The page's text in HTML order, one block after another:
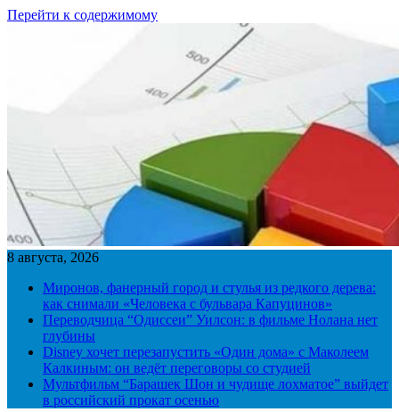
Перейти к содержимому
8 августа, 2026
Миронов, фанерный город и стулья из редкого дерева:
как снимали «Человека с бульвара Капуцинов»
Переводчица “Одиссеи” Уилсон: в фильме Нолана нет
глубины
Disney хочет перезапустить «Один дома» с Маколеем
Калкиным: он ведёт переговоры со студией
Мультфильм “Барашек Шон и чудище лохматое” выйдет
в российский прокат осенью